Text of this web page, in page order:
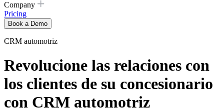
Company
Pricing
Book a Demo
CRM automotriz
Revolucione las relaciones con
los clientes de su concesionario
con CRM automotriz